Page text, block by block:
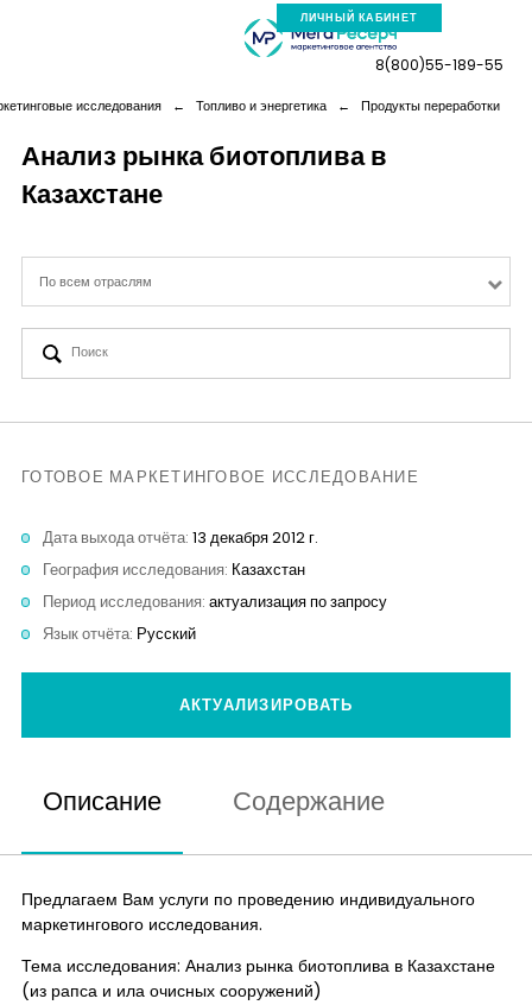
ЛИЧНЫЙ КАБИНЕТ
Компания
Услуги
Новая реальность
Аналитика
Контакты
8(800)55-189-55
исследования ← Топливо и энергетика ← Продукты переработки
Анализ рынка биотоплива в
Казахстане
По всем отраслям
ГОТОВОЕ МАРКЕТИНГОВОЕ ИССЛЕДОВАНИЕ
Дата выхода отчёта: 13 декабря 2012 г.
География исследования: Казахстан
Период исследования: актуализация по запросу
Язык отчёта: Русский
АКТУАЛИЗИРОВАТЬ
Описание Содержание
Предлагаем Вам услуги по проведению индивидуального
маркетингового исследования.
Тема исследования: Анализ рынка биотоплива в Казахстане
(из рапса и ила очисных сооружений)